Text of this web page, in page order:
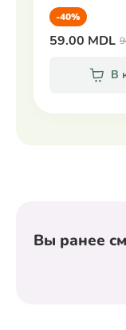
-40%
59.00 MDL
В
Вы ранее